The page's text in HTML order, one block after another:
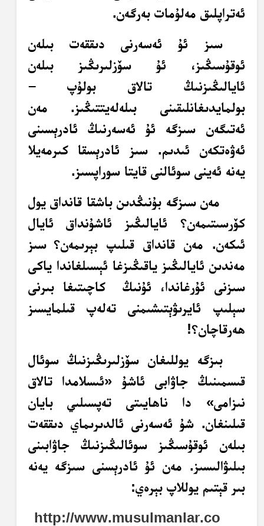
ئەتراپلىق مەلۇمات بەرگەن.
سىز ئۇ ئەسەرنى دىققەت بىلەن
ئوقۇسىڭىز، ئۇ سۆزلىرىڭىز بىلەن
ئايالىڭىزنىڭ تالاق بولۇپ –
بولمايدىغانلىقىنى بىلەلەيتتىڭىز. مەن
ئەتىگەن سىزگە ئۇ ئەسەرنىڭ ئادرېسىنى
ئەۋەتكەن ئىدىم. سىز ئادرېسقا كىرمەيلا
يەنە ئەينى سوئالنى قايتا سوراپسىز.
مەن سىزگە بۇنىڭدىن باشقا قانداق يول
كۆرسىتىمەن؟ ئايالىڭىز ئاشۇنداق ئايال
ئىكەن. مەن قانداق قىلىپ بېرىمەن؟ سىز
مەندىن ئايالىڭىز ياقىڭىزغا ئېسىلغاندا ياكى
سىزنى ئۇرغاندا، ئۇنىڭ
كاچىتىغا بىرنى
سېلىپ ئايرىۋېتىشىمنى تەلەپ قىلمايسىز
ھەرقاچان؟!
بىزگە يوللىغان سۆزلىرىڭىزنىڭ سوئال
قىسمىنىڭ جاۋابى ئاشۇ «ئىسلامدا تالاق
نىزامى» دا ناھايىتى تەپسىلىي بايان
قىلىنغان. شۇ ئەسەرنى ئالدىرىماي دىققەت
بىلەن ئوقۇسىڭىز سوئالىڭىزنىڭ جاۋابىنى
بىلىۋالىسىز. مەن ئۇ ئادرېسنى سىزگە يەنە
بىر قېتىم يوللاپ بېرەي:
http://www.musulmanlar.co